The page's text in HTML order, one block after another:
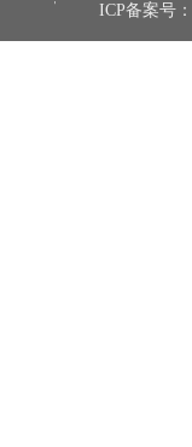
ICP备案号：